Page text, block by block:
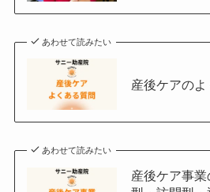
あわせて読みたい
産後ケアの
あわせて読みたい
産後ケア事業